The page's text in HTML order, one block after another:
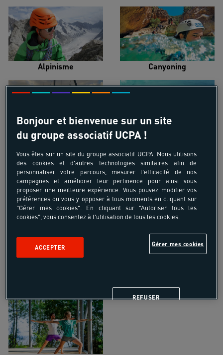
Alpinisme Canyoning
Croisière voilier Kayak de mer
Trail Trek-Randonnée pédestre
Vélo de randonnée
Bonjour et bienvenue sur un site
du groupe associatif UCPA !
Vous êtes sur un site du groupe associatif UCPA. Nous utilisons
des cookies et d'autres technologies similaires afin de
personnaliser votre parcours, mesurer l'efficacité de nos
campagnes et améliorer leur pertinence pour ainsi vous
proposer une meilleure expérience. Vous pouvez modifier vos
préférences ou vous y opposer à tous moments en cliquant sur
"Gérer mes cookies". En cliquant sur "Autoriser tous les
cookies", vous consentez à l'utilisation de tous les cookies.
Gérer mes cookies
REFUSER
ACCEPTER